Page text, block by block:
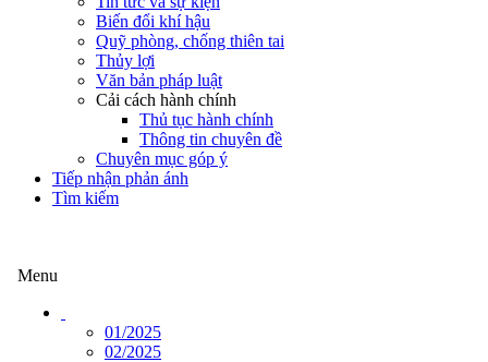
Biến đổi khí hậu
Quỹ phòng, chống thiên tai
Thủy lợi
Văn bản pháp luật
Cải cách hành chính
Thủ tục hành chính
Thông tin chuyên đề
Chuyên mục góp ý
Tiếp nhận phản ánh
Tìm kiếm